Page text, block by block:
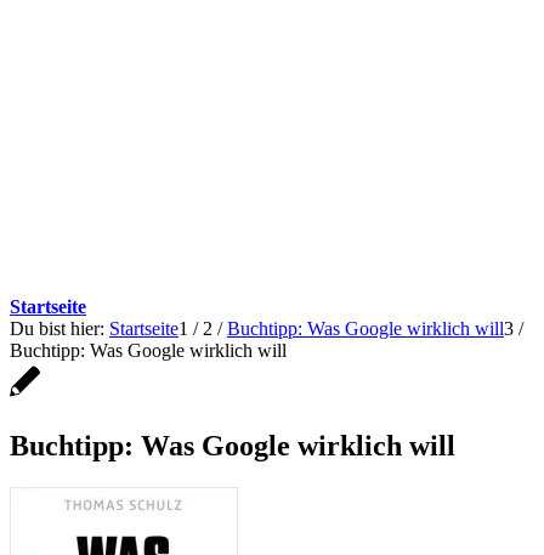
Startseite
Du bist hier: Startseite1 / 2 / Buchtipp: Was Google wirklich will3 /
Buchtipp: Was Google wirklich will
Buchtipp: Was Google wirklich will